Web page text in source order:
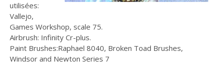
utilisées:
Vallejo,
Games Workshop, scale 75.
Airbrush: Infinity Cr-plus.
Paint Brushes:Raphael 8040, Broken Toad Brushes,
Windsor and Newton Series 7